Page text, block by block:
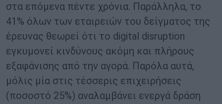
στα επόμενα πέντε χρόνια. Παράλληλα, το
41% όλων των εταιρειών του δείγματος της
έρευνας θεωρεί ότι το digital disruption
εγκυμονεί κινδύνους ακόμη και πλήρους
εξαφάνισης από την αγορά. Παρόλα αυτά,
μόλις μία στις τέσσερις επιχειρήσεις
(ποσοστό 25%) αναλαμβάνει ενεργά δράση